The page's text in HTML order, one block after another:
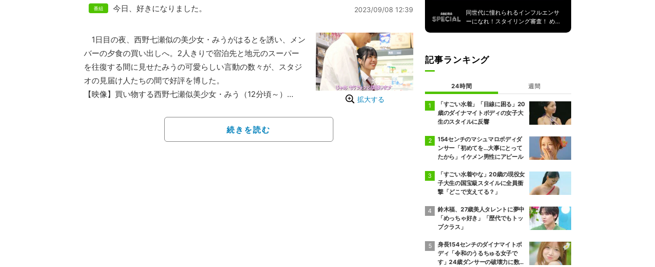
今日、好きになりました。 2023/09/08 12:39
拡大する
1日目の夜、西野七瀬似の美少女・みうがはるとを誘い、メン
バーの夕食の買い出しへ。2人きりで宿泊先と地元のスーパー
を往復する間に見せたみうの可愛らしい言動の数々が、スタジ
オの見届け人たちの間で好評を博した。
【映像】買い物する西野七瀬似美少女・みう（12分頃～）
りました。』(通称『今日好き』)。4日はカンヌン編第2話が放
続きを読む
同世代に憧れられるインフルエンサ
ーになれ！スタイリング審査！ める
記事ランキング
24時間 週間
「すごい水着」「目線に困る」20
歳のダイナマイトボディの女子大
生のスタイルに反響
154センチのマシュマロボディダ
ンサー「初めてを…大事にとって
たから」イケメン男性にアピール
「すごい水着やな」20歳の現役女
子大生の国宝級スタイルに全員衝
撃「どこで支えてる？」
鈴木福、27歳美人タレントに夢中
「めっちゃ好き」「歴代でもトッ
プクラス」
身長154センチのダイナマイトボ
ディ「令和のうるちゅる女子で
す」24歳ダンサーの破壊力に数原